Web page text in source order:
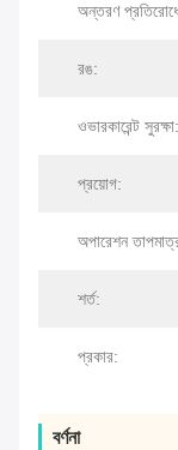
অন্তরণ
রঙ:
ওভারকারেন্ট সুরক্ষা:
প্রয়োগ:
অপারেশন
শর্ত:
প্রকার:
বর্ণনা